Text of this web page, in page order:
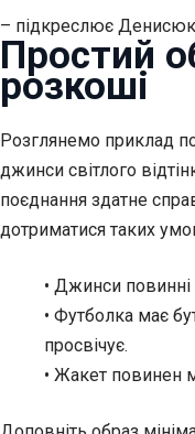
– підкреслює
Простий
розкоші
Розглянемо приклад
джинси світлого
поєднання здатне
дотриматися таких
• Джинси
• Футболка має
просвічує.
• Жакет повинен